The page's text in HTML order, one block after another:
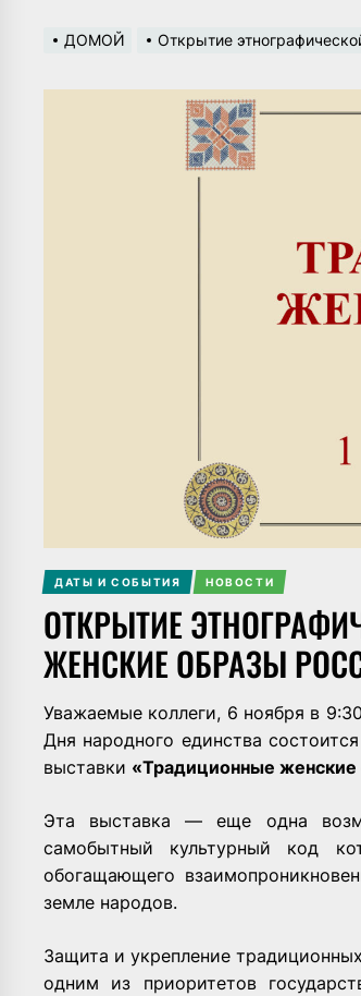
ДОМОЙ Открытие
ДАТЫ И СОБЫТИЯ НОВОСТИ
ОТКРЫТИЕ
ЖЕНСКИЕ ОБРАЗЫ
Уважаемые коллеги, 6 ноября в
Дня народного единства
выставки «Традиционные женские
Эта выставка — еще одна
самобытный культурный код
обогащающего
земле народов.
Защита и укрепление
одним из приоритетов